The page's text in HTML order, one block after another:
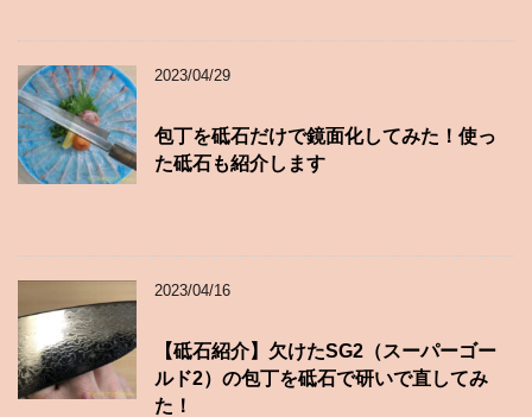
2023/04/29
包丁を砥石だけで鏡面化してみた！使っ
た砥石も紹介します
2023/04/16
【砥石紹介】欠けたSG2（スーパーゴー
ルド2）の包丁を砥石で研いで直してみ
た！